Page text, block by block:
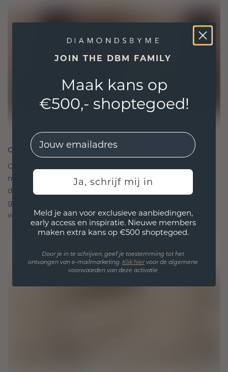
ONTWORPEN VOOR VERBINDING
Onze ontwerpfilosofie is gericht op verbinding,
met elk stuk ontworpen om de tand des tijds te
doorstaan. Het wordt jouw symbool van liefde en
gekoesterde momenten, bedoeld om voor altijd te
worden gedragen en gekoesterd.
JOIN THE DBM FAMILY
Maak kans op
€500,- shoptegoed!
EMail
Ja, schrijf mij in
Meld je aan voor exclusieve aanbiedingen,
early access en inspiratie. Nieuwe members
maken extra kans op €500 shoptegoed.
Door je in te schrijven, geef je toestemming tot het
ontvangen van e-mailmarketing. Klik hiervoor de algemene
voorwaarden van deze activatie